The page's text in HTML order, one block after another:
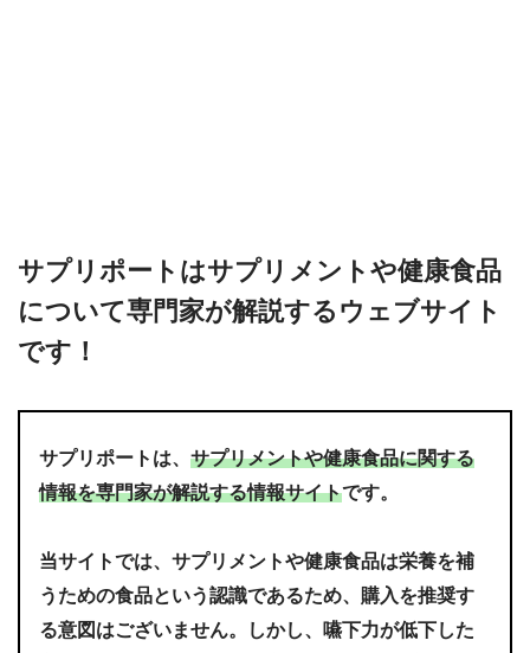
サプリポートはサプリメントや健康食品
について専門家が解説するウェブサイト
です！
サプリポートは、 サプリメントや健康食品に関する
情報を専門家が解説する情報サイトです。
当サイトでは、サプリメントや健康食品は栄養を補
うための食品という認識であるため、購入を推奨す
る意図はございません。しかし、嚥下力が低下した